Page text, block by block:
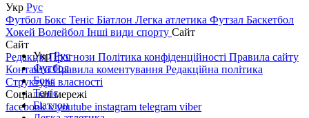
Укр Рус
Футбол Бокс Теніс Біатлон Легка атлетика Футзал Баскетбол
Хокей Волейбол Інші види спорту Сайт
Сайт
РедакціяПрогнози Політика конфіденційності Правила сайту
КонтактиПравила коментування Редакційна політика
Структура власності
Соціальні мережі
facebookxyoutube instagram telegram viber
УкрРус
Футбол
Бокс
Теніс
Біатлон